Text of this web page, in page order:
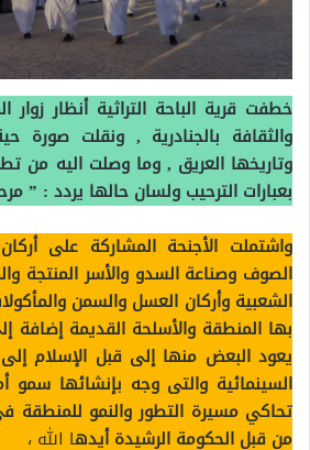
خطفت قرية الباحة التراثية أنظار زوار
والثقافة بالجنادرية , ونقلت
وتاريخها العريق , وما وصلت اليه من
بعبارات الترحيب ولسان حالها يردد : ”
واشتملت الأجنحة المشاركة على
الصوف وصناعة السدو والأسر المنتجة
الشعبية وأركان العسل والسمن
بها المنطقة والأسلحة القديمة
يعود البعض منها إلى قبل الإسلام إلى
السينمائية والتى وجه بإنشائها سمو
تحاكي مسيرة التطور والنمو للمنطقة
من قبل الحكومة الرشيدة أيدها الله ،